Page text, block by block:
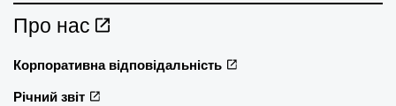
Про нас
Корпоративна відповідальність
Річний звіт